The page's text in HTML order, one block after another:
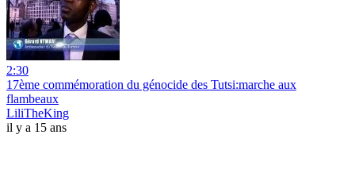
2:30
17ème commémoration du génocide des Tutsi:marche aux
flambeaux
LiliTheKing
il y a 15 ans